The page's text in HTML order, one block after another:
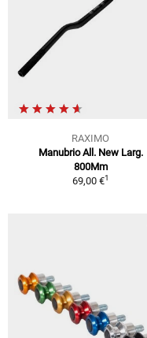
RAXIMO
Manubrio All. New Larg.
800Mm
69,00 €1